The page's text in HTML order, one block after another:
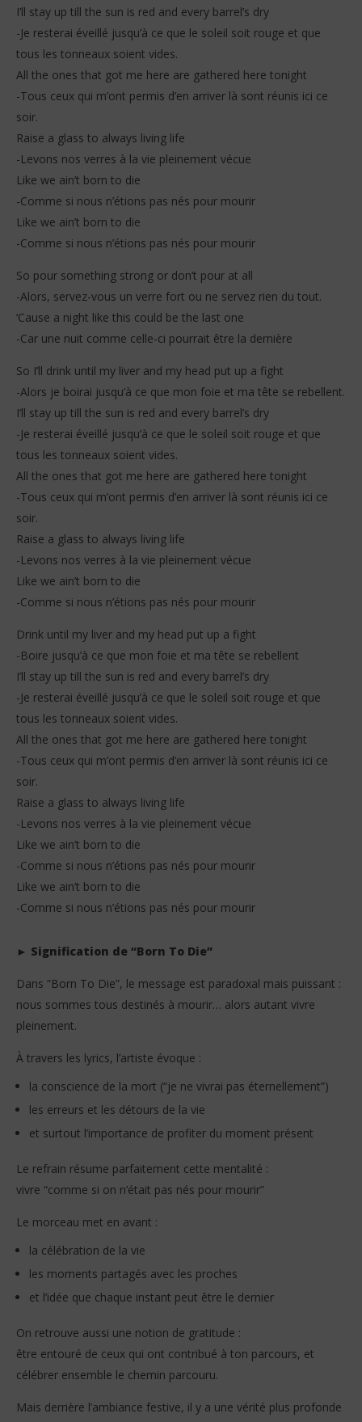
I’ll stay up till the sun is red and every barrel’s dry
-Je resterai éveillé jusqu’à ce que le soleil soit rouge et que
tous les tonneaux soient vides.
All the ones that got me here are gathered here tonight
-Tous ceux qui m’ont permis d’en arriver là sont réunis ici ce
soir.
Raise a glass to always living life
-Levons nos verres à la vie pleinement vécue
Like we ain’t born to die
-Comme si nous n’étions pas nés pour mourir
Like we ain’t born to die
-Comme si nous n’étions pas nés pour mourir
So pour something strong or don’t pour at all
-Alors, servez-vous un verre fort ou ne servez rien du tout.
‘Cause a night like this could be the last one
-Car une nuit comme celle-ci pourrait être la dernière
So I’ll drink until my liver and my head put up a fight
-Alors je boirai jusqu’à ce que mon foie et ma tête se rebellent.
I’ll stay up till the sun is red and every barrel’s dry
-Je resterai éveillé jusqu’à ce que le soleil soit rouge et que
tous les tonneaux soient vides.
All the ones that got me here are gathered here tonight
-Tous ceux qui m’ont permis d’en arriver là sont réunis ici ce
soir.
Raise a glass to always living life
-Levons nos verres à la vie pleinement vécue
Like we ain’t born to die
-Comme si nous n’étions pas nés pour mourir
Drink until my liver and my head put up a fight
-Boire jusqu’à ce que mon foie et ma tête se rebellent
I’ll stay up till the sun is red and every barrel’s dry
-Je resterai éveillé jusqu’à ce que le soleil soit rouge et que
tous les tonneaux soient vides.
All the ones that got me here are gathered here tonight
-Tous ceux qui m’ont permis d’en arriver là sont réunis ici ce
soir.
Raise a glass to always living life
-Levons nos verres à la vie pleinement vécue
Like we ain’t born to die
-Comme si nous n’étions pas nés pour mourir
Like we ain’t born to die
-Comme si nous n’étions pas nés pour mourir
► Signification de “Born To Die”
Dans “Born To Die”, le message est paradoxal mais puissant :
nous sommes tous destinés à mourir… alors autant vivre
pleinement.
À travers les lyrics, l’artiste évoque :
la conscience de la mort (“je ne vivrai pas éternellement”)
les erreurs et les détours de la vie
et surtout l’importance de profiter du moment présent
Le refrain résume parfaitement cette mentalité :
vivre “comme si on n’était pas nés pour mourir”
Le morceau met en avant :
la célébration de la vie
les moments partagés avec les proches
et l’idée que chaque instant peut être le dernier
On retrouve aussi une notion de gratitude :
être entouré de ceux qui ont contribué à ton parcours, et
célébrer ensemble le chemin parcouru.
Mais derrière l’ambiance festive, il y a une vérité plus profonde